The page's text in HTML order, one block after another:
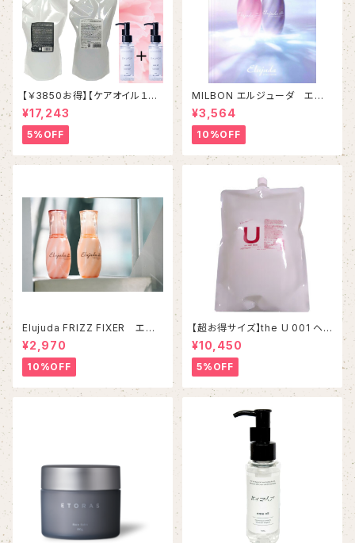
【￥3850お得】【ケアオイル１本
プレゼント】イマヘアヘアケア３
点セット
¥17,243
5%OFF
MILBON エルジューダ エク
ストラリペア 「EXTRA REPAI
R SERUM」＆「EXTRA REPAIR
MILKY SERUM」
¥3,564
10%OFF
Elujuda FRIZZ FIXER エル
ジューダ『フリッズフィクサー』
¥2,970
10%OFF
【超お得サイズ】the U 001 ヘア
ウォッシュ 2000mL
¥10,450
5%OFF